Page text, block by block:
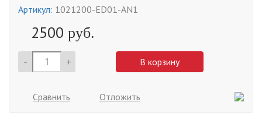
Артикул: 1021200-ED01-AN1
2500 руб.
- + В корзину
Сравнить Отложить